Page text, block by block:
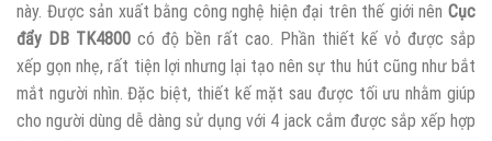
này. Được sản xuất bằng công nghệ hiện đại trên thế giới nên Cục
đẩy DB TK4800 có độ bền rất cao. Phần thiết kế vỏ được sắp
xếp gọn nhẹ, rất tiện lợi nhưng lại tạo nên sự thu hút cũng như bắt
mắt người nhìn. Đặc biệt, thiết kế mặt sau được tối ưu nhằm giúp
cho người dùng dễ dàng sử dụng với 4 jack cắm được sắp xếp hợp